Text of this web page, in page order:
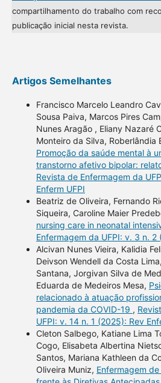
compartilhamento do trabalho com
publicação inicial nesta revista.
Artigos Semelhantes
Francisco Marcelo Leandro
Sousa Paiva, Marcos Pires
Nunes Aragão , Eliany Nazaré
Monteiro da Silva, Roberlândia
Promoção da saúde mental à
transtorno afetivo bipolar:
Revista de Enfermagem da
Enferm UFPI
Beatriz de Oliveira, Fernando
Siqueira, Caroline Maier
nursing care in neonatal
Enfermagem da UFPI: v. 3 n. 2
Alcivan Nunes Vieira, Kalidia
Deivson Wendell da Costa
Santana, Jorgivan Silva de
Eduarda de Medeiros Mesa,
relacionado à atuação
pandemia da COVID-19 ,
UFPI: v. 14 n. 1 (2025): Rev
Cleton Salbego, Katiane Lima
Cogo, Elisabeta Albertina
Santos, Mariana Kathleen da
Oliveira Muniz, Enfermagem